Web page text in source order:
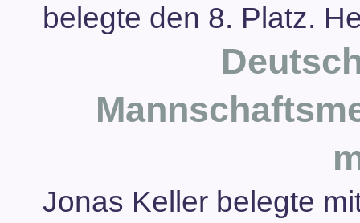
belegte den 8. Platz.
Jonas Keller belegte